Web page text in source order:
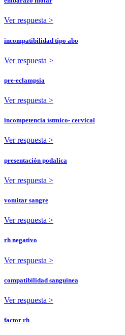
Ver respuesta >
incompatibilidad tipo abo
Ver respuesta >
pre-eclampsia
Ver respuesta >
incompetencia ístmico- cervical
Ver respuesta >
presentación podalica
Ver respuesta >
vomitar sangre
Ver respuesta >
rh negativo
Ver respuesta >
compatibilidad sanguinea
Ver respuesta >
factor rh